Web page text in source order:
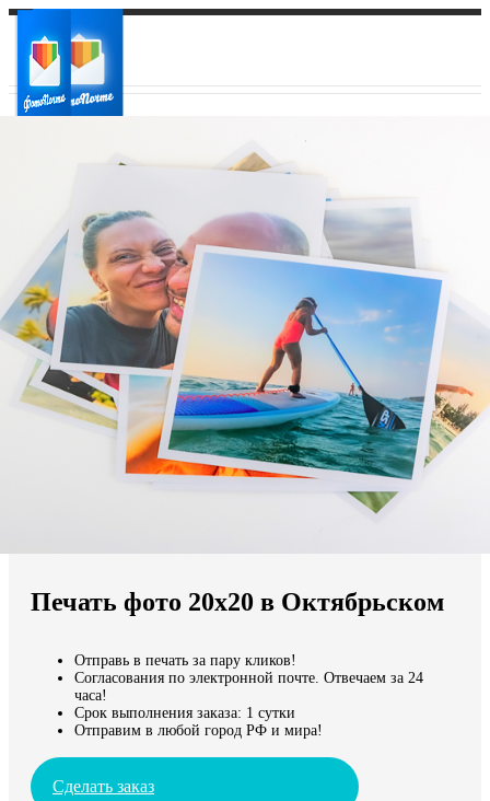
Ваш регион доставки
Выберите из списка:
Мы доставляем по всему миру
Продолжить без города
Печать фото 20х20 в Октябрьском
Отправь в печать за пару кликов!
Согласования по электронной почте. Отвечаем за 24
часа!
Срок выполнения заказа: 1 сутки
Отправим в любой город РФ и мира!
Сделать заказ